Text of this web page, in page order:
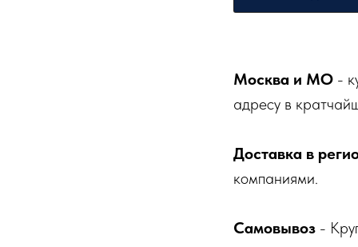
Москва и МО -
адресу в
Доставка в
компаниями.
Самовывоз -